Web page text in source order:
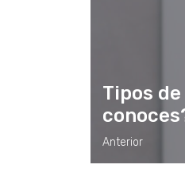
Tipos
Anterior